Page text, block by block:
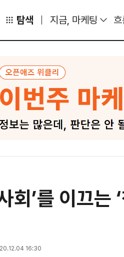
탐색 지금, 마케팅
회’를 이끄는
16:30